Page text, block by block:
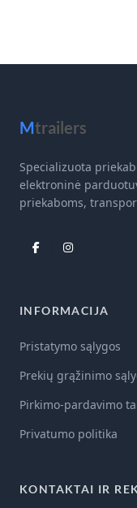
Mtrailers
Specializuota
elektroninė
priekaboms,
INFORMACIJA
Pristatymo sąlygos
Prekių grąžinimo
Pirkimo-pardavimo
Privatumo politika
KONTAKTAI IR